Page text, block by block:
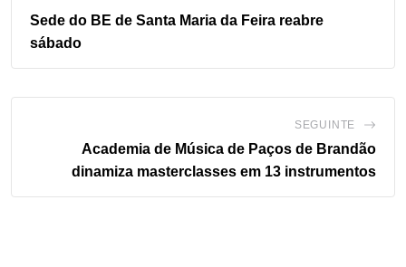
Sede do BE de Santa Maria da Feira reabre
sábado
SEGUINTE
Academia de Música de Paços de Brandão
dinamiza masterclasses em 13 instrumentos